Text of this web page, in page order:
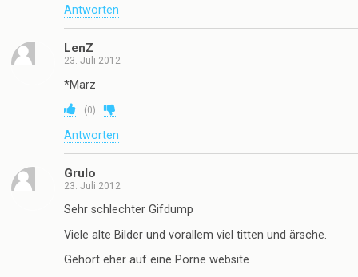
Antworten
LenZ
23. Juli 2012
*Marz
(0)
Antworten
Grulo
23. Juli 2012
Sehr schlechter Gifdump
Viele alte Bilder und vorallem viel titten und ärsche.
Gehört eher auf eine Porne website